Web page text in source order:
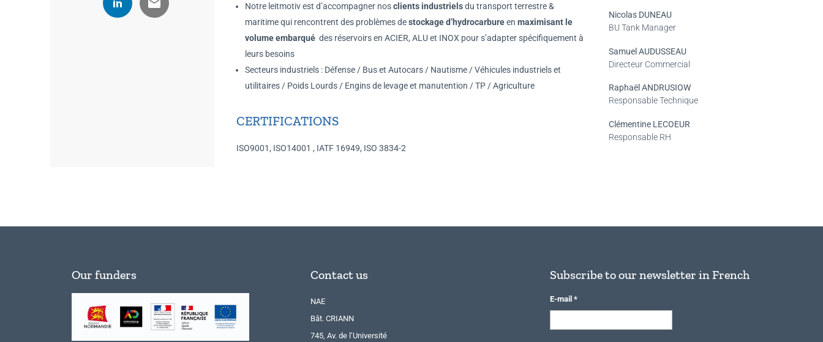
Notre leitmotiv est d’accompagner nosclients industrielsdu transport terrestre &
maritime qui rencontrent des problèmes destockage d’hydrocarbureen maximisant le
volume embarquédes réservoirs en ACIER, ALU et INOX pour s’adapter spécifiquement à
leurs besoins
Secteurs industriels : Défense / Bus et Autocars / Nautisme / Véhicules industriels et
utilitaires / Poids Lourds / Engins de levage et manutention / TP / Agriculture
CERTIFICATIONS
ISO9001, ISO14001 , IATF 16949, ISO 3834-2
Nicolas DUNEAU
BU Tank Manager
Samuel AUDUSSEAU
Directeur Commercial
Raphaël ANDRUSIOW
Responsable Technique
Clémentine LECOEUR
Responsable RH
Our funders Contact us
NAE
Bât. CRIANN
745, Av. de l’Université
Subscribe to our newsletter in French
E-mail *